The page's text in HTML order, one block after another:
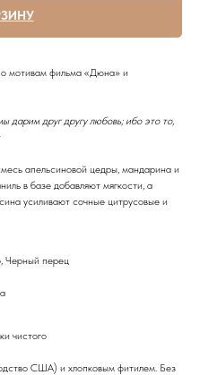
мотивам фильма «Дюна» и
дарим друг другу любовь; ибо это то,
апельсиновой цедры, мандарина и
в базе добавляют мягкости, а
усиливают сочные цитрусовые и
Черный перец
чистого
США) и хлопковым фитилем. Без